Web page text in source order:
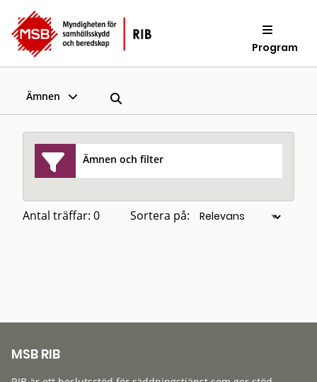
Program
Ämnen
Ämnen och filter
Antal träffar: 0 Sortera på:
MSB RIB